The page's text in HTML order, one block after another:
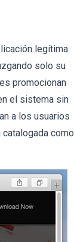
legítima
solo su
promocionan
el sistema sin
a los usuarios
como